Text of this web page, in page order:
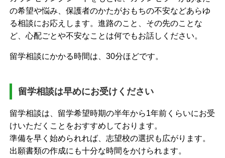
の希望や悩み、保護者のかたがおもちの不安などあらゆ
る相談にお応えします。進路のこと、その先のことな
ど、心配ごとや不安なことは何でもお話しください。
留学相談にかかる時間は、30分ほどです。
留学相談は早めにお受けください
留学相談は、留学希望時期の半年から1年前くらいにお受
けいただくことをおすすめしております。
準備を早く始められれば、志望校の選択も広がります。
出願書類の作成にも十分な時間をかけられます。